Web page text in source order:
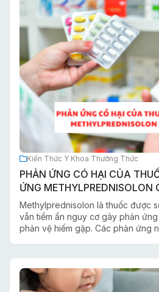
Kiến Thức Y Khoa Thường Thức
PHẢN ỨNG CÓ HẠI CỦA
ỨNG
Methylprednisolon là thuốc được
vẫn tiềm ẩn nguy cơ gây phản
phản vệ hiếm gặp. Các phản ứng